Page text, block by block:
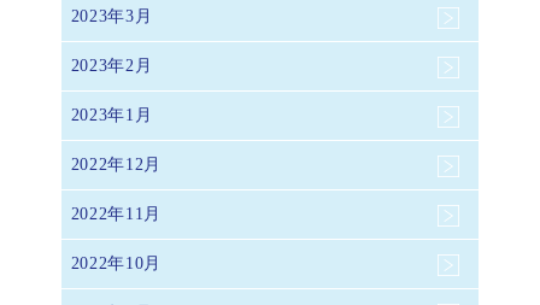
2023年3月
2023年2月
2023年1月
2022年12月
2022年11月
2022年10月